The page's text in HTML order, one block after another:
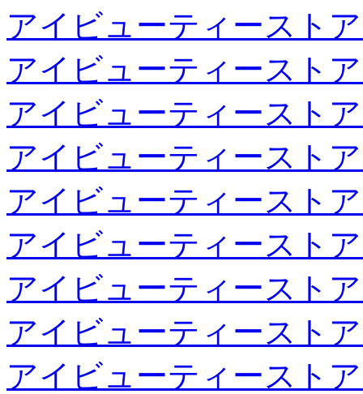
アイビューティースト
アイビューティースト
アイビューティースト
アイビューティースト
アイビューティースト
アイビューティースト
アイビューティースト
アイビューティースト
アイビューティースト